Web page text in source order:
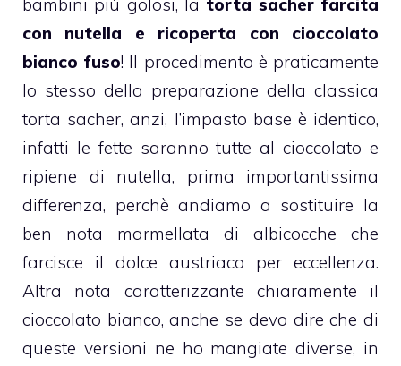
bambini più golosi, la torta sacher farcita
con nutella e ricoperta con cioccolato
bianco fuso! Il procedimento è praticamente
lo stesso della preparazione della classica
torta sacher, anzi, l’impasto base è identico,
infatti le fette saranno tutte alcioccolato e
ripiene di nutella, prima importantissima
differenza, perchè andiamo a sostituire la
ben nota marmellata di albicocche che
farcisce il dolce austriaco per eccellenza.
Altra nota caratterizzante chiaramente il
cioccolato bianco, anche se devo dire che di
queste versioni ne ho mangiate diverse, in